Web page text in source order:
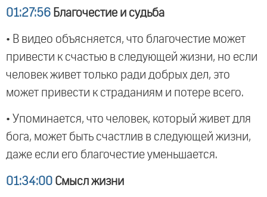
01:27:56 Благочестие и судьба
• В видео объясняется, что благочестие может
привести к счастью в следующей жизни, но если
человек живет только ради добрых дел, это
может привести к страданиям и потере всего.
• Упоминается, что человек, который живет для
бога, может быть счастлив в следующей жизни,
даже если его благочестие уменьшается.
01:34:00 Смысл жизни